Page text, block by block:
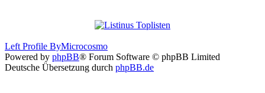
Left Profile ByMicrocosmo
Powered by phpBB® Forum Software © phpBB Limited
Deutsche Übersetzung durch phpBB.de